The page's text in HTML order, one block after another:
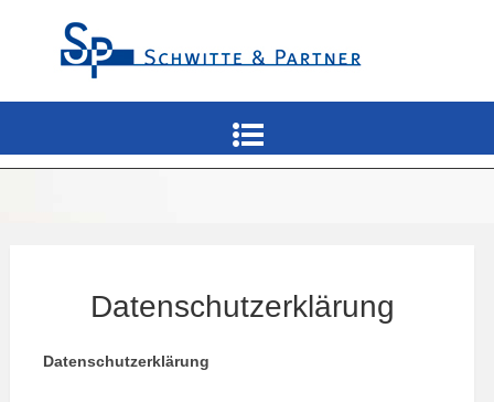
Datenschutzerklärung
Datenschutzerklärung